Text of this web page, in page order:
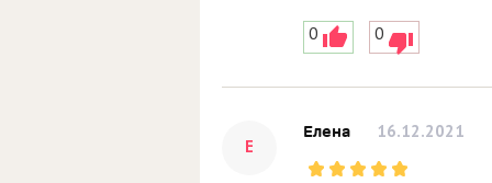
0 0
Е
Елена 16.12.2021